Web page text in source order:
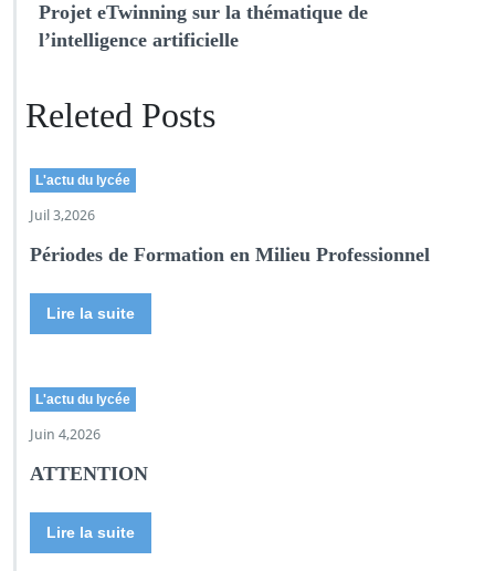
Projet eTwinning sur la thématique de
l’intelligence artificielle
Releted Posts
L'actu du lycée
Juil 3,2026
Périodes de Formation en Milieu Professionnel
Lire la suite
L'actu du lycée
Juin 4,2026
ATTENTION
Lire la suite